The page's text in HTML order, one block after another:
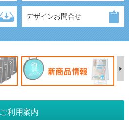
デザインお問合せ
ご利用案内